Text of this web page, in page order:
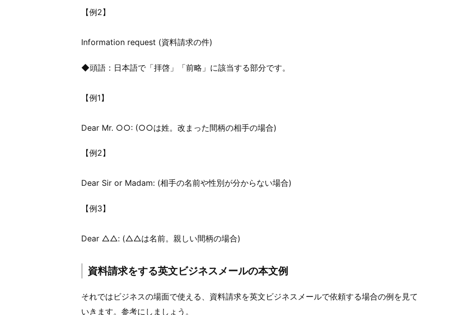
【例2】
Information request (資料請求の件)
◆頭語：日本語で「拝啓」「前略」に該当する部分です。
【例1】
Dear Mr. ○○: (○○は姓。改まった間柄の相手の場合)
【例2】
Dear Sir or Madam: (相手の名前や性別が分からない場合)
【例3】
Dear △△: (△△は名前。親しい間柄の場合)
資料請求をする英文ビジネスメールの本文例
それではビジネスの場面で使える、資料請求を英文ビジネスメールで依頼する場合の例を見て
いきます。参考にしましょう。